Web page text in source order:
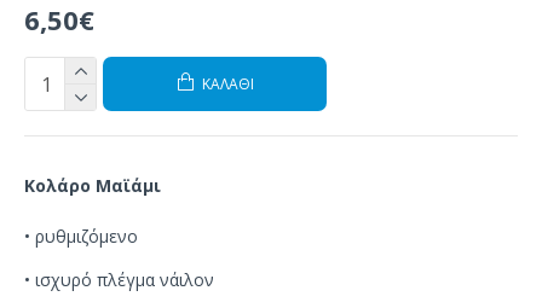
6,50€
ΚΑΛΆΘΙ
Κολάρο Μαϊάμι
• ρυθμιζόμενο
• ισχυρό πλέγμα νάιλον